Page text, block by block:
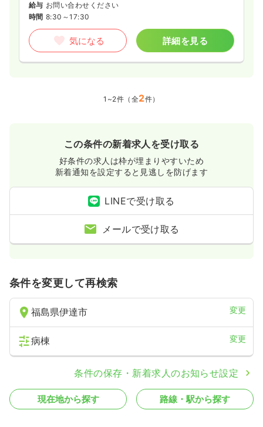
給与 お問い合わせください
時間 8:30～17:30
気になる 詳細を見る
1~2件（全2件）
この条件の新着求人を受け取る
好条件の求人は枠が埋まりやすいため
新着通知を設定すると見逃しを防げます
LINEで受け取る
メールで受け取る
条件を変更して再検索
福島県伊達市 変更
病棟 変更
条件の保存・新着求人のお知らせ設定
現在地から探す 路線・駅から探す